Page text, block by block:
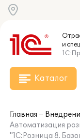
и
Каталог
Главная
Автоматизация
"1С:Розница 8.